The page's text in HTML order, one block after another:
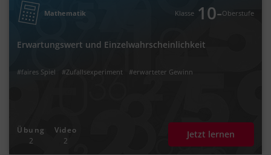
Mathematik Klasse 10‐Oberstufe
Erwartungswert und Einzelwahrscheinlichkeit
#faires Spiel #Zufallsexperiment #erwarteter Gewinn
Übung
2
Video
2
Jetzt lernen